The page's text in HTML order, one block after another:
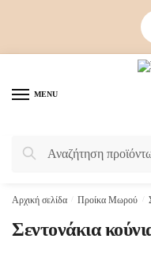
MENU
Αναζήτηση
Αναζήτηση
Αρχική σελίδα Προίκα Μωρού
Σεντονάκια